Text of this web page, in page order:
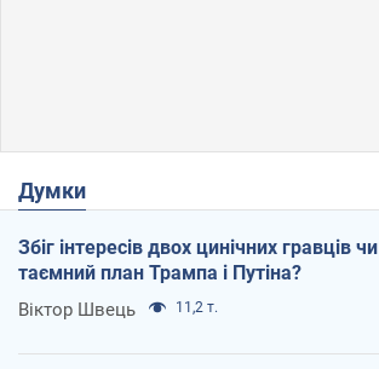
Думки
Збіг інтересів двох цинічних гравців чи
таємний план Трампа і Путіна?
Віктор Швець 11,2 т.